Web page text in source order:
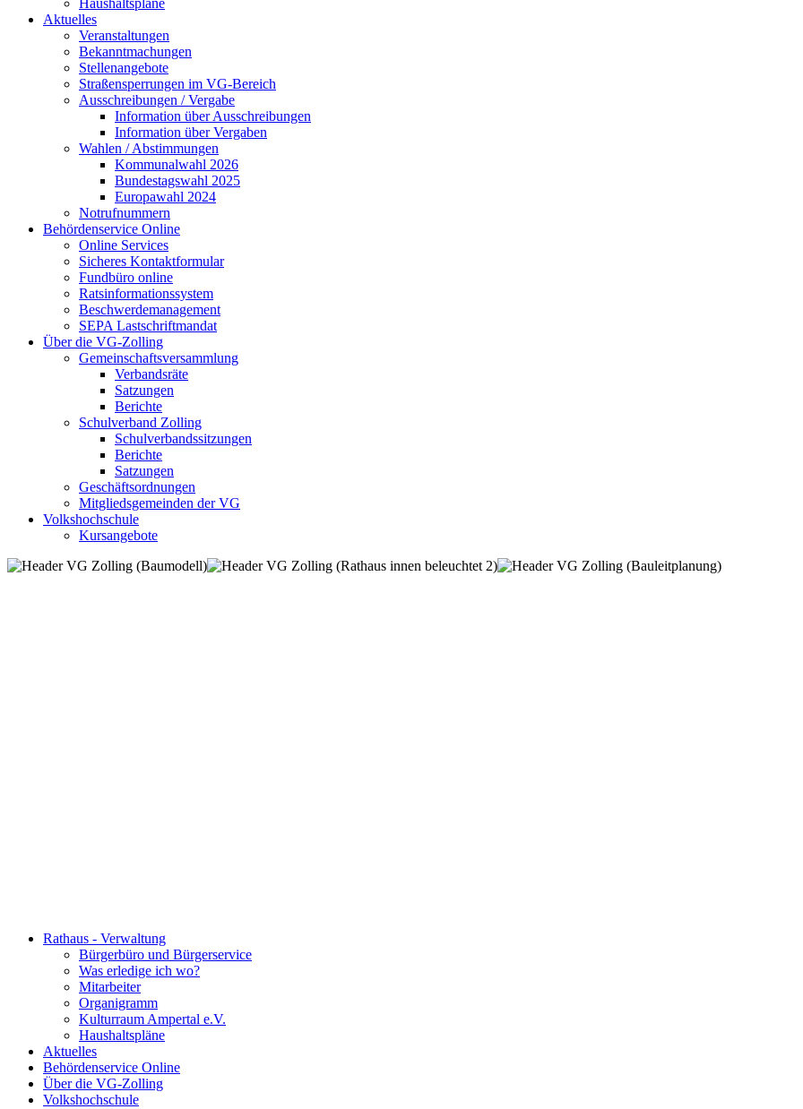
Haushaltspläne
Aktuelles
Veranstaltungen
Bekanntmachungen
Stellenangebote
Straßensperrungen im VG-Bereich
Ausschreibungen / Vergabe
Information über Ausschreibungen
Information über Vergaben
Wahlen / Abstimmungen
Kommunalwahl 2026
Bundestagswahl 2025
Europawahl 2024
Notrufnummern
Behördenservice Online
Online Services
Sicheres Kontaktformular
Fundbüro online
Ratsinformationssystem
Beschwerdemanagement
SEPA Lastschriftmandat
Über die VG-Zolling
Gemeinschaftsversammlung
Verbandsräte
Satzungen
Berichte
Schulverband Zolling
Schulverbandssitzungen
Berichte
Satzungen
Geschäftsordnungen
Mitgliedsgemeinden der VG
Volkshochschule
Kursangebote
Rathaus - Verwaltung
Bürgerbüro und Bürgerservice
Was erledige ich wo?
Mitarbeiter
Organigramm
Kulturraum Ampertal e.V.
Haushaltspläne
Aktuelles
Behördenservice Online
Über die VG-Zolling
Volkshochschule